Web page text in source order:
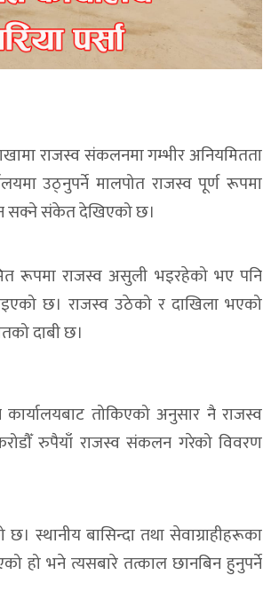
राजस्व संकलनमा गम्भीर अनियमितता
उठ्नुपर्ने मालपोत राजस्व पूर्ण रूपमा
सक्ने संकेत देखिएको छ।
रूपमा राजस्व असुली भइरहेको भए पनि
छ। राजस्व उठेको र दाखिला भएको
दाबी छ।
तोकिएको अनुसार नै राजस्व
रुपैयाँ राजस्व संकलन गरेको विवरण
छ। स्थानीय बासिन्दा तथा सेवाग्राहीहरूका
हो भने त्यसबारे तत्काल छानबिन हुनुपर्ने